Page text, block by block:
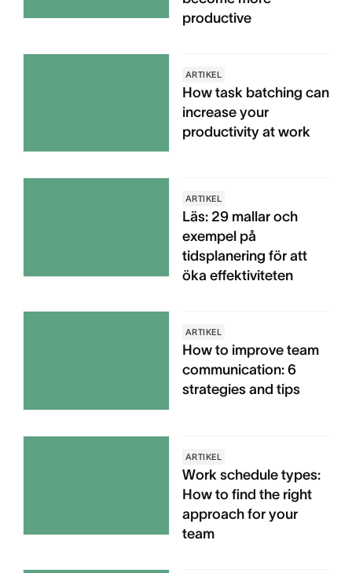
productive
ARTIKEL
How task batching can
increase your
productivity at work
ARTIKEL
Läs: 29 mallar och
exempel på
tidsplanering för att
öka effektiviteten
ARTIKEL
How to improve team
communication: 6
strategies and tips
ARTIKEL
Work schedule types:
How to find the right
approach for your
team